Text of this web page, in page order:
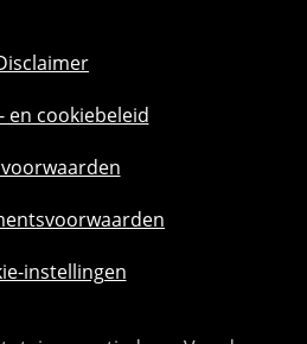
en cookiebeleid
instellingen